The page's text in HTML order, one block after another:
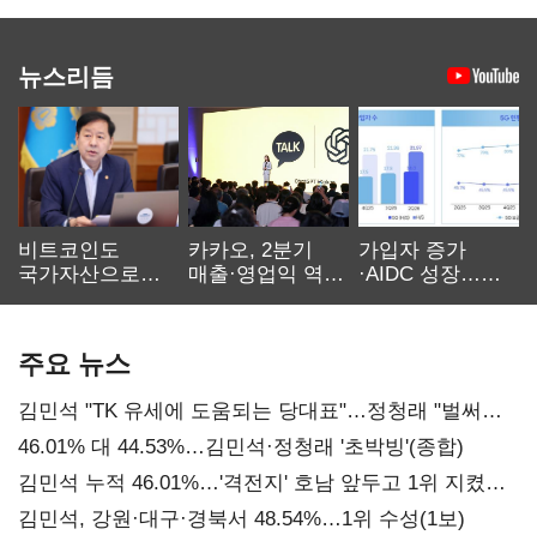
뉴스리듬
비트코인도
국가자산으로…'
카카오, 2분기
매출·영업익 역대
가입자 증가
·AIDC 성장…
주요 뉴스
김민석 "TK 유세에 도움되는 당대표"…정청래 "벌써
대표된 양 당직 배분"
46.01% 대 44.53%…김민석·정청래 '초박빙'(종합)
김민석 누적 46.01%…'격전지' 호남 앞두고 1위 지켰다
(2보)
김민석, 강원·대구·경북서 48.54%…1위 수성(1보)